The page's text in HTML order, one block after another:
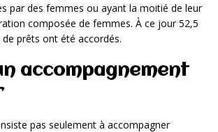
par des femmes ou ayant la moitié de leur
composée de femmes. À ce jour 52,5
prêts ont été accordés.
accompagnement
pas seulement à accompagner